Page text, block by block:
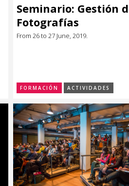
Seminario: Gestión
Fotografías
Patrimoniales:
nivel II.
From 26 to 27 June, 2019.
FORMACIÓN ACTIVIDADES